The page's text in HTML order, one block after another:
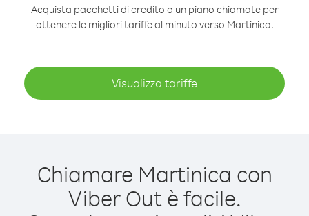
Acquista pacchetti di credito o un piano chiamate per
ottenere le migliori tariffe al minuto verso Martinica.
Visualizza tariffe
Chiamare Martinica con
Viber Out è facile.